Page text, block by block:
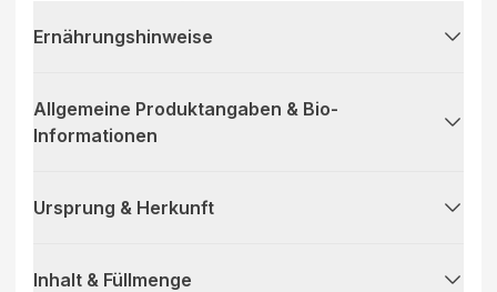
Ernährungshinweise
Allgemeine Produktangaben & Bio-
Informationen
Ursprung & Herkunft
Inhalt & Füllmenge